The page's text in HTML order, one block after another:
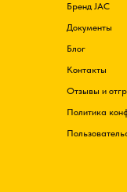
Бренд JAC
Документы
Блог
Контакты
Отзывы и
Политика